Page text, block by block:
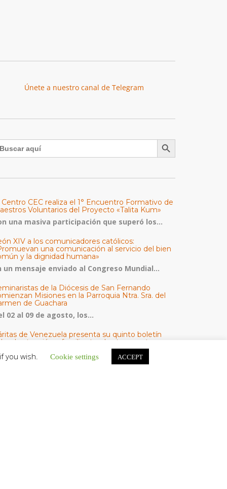
Únete a nuestro canal de Telegram
Botón de búsqueda
Centro CEC realiza el 1° Encuentro Formativo de
Voluntarios del Proyecto «Talita Kum»
una masiva participación que superó los...
XIV a los comunicadores católicos:
una comunicación al servicio del bien
y la dignidad humana»
un mensaje enviado al Congreso Mundial...
de la Diócesis de San Fernando
Misiones en la Parroquia Ntra. Sra. del
de Guachara
02 al 09 de agosto, los...
de Venezuela presenta su quinto boletín
la atención a familias tras los terremotos
de Venezuela publicó este martes 4...
you wish. Cookie settings ACCEPT